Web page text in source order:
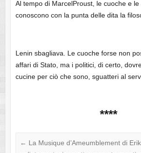
Al tempo di MarcelProust, le cuoche e le
conoscono con la punta delle dita la
Lenin sbagliava. Le cuoche forse non
affari di Stato, ma i politici, di certo,
cucine per ciò che sono, sguatteri al
****
← La Musique d’Ameumblement di